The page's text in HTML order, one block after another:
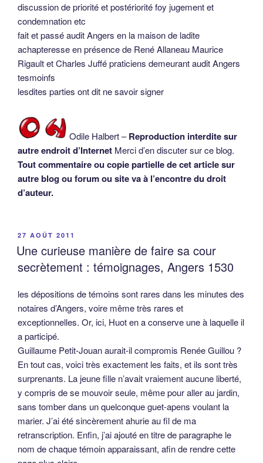
discussion de priorité et postériorité foy jugement et
condemnation etc
fait et passé audit Angers en la maison de ladite
achapteresse en présence de René Allaneau Maurice
Rigault et Charles Juffé praticiens demeurant audit Angers
tesmoinfs
lesdites parties ont dit ne savoir signer
Odile Halbert –Reproduction interdite sur
autre endroit d’Internet Merci d’en discuter sur ce blog.
Tout commentaire ou copie partielle de cet article sur
autre blog ou forum ou site va à l’encontre du droit
d’auteur.
PUBLIÉ
LE
27 AOÛT 2011
Une curieuse manière de faire sa cour
secrètement : témoignages, Angers 1530
les dépositions de témoins sont rares dans les minutes des
notaires d’Angers, voire même très rares et
exceptionnelles. Or, ici, Huot en a conserve une à laquelle il
a participé.
Guillaume Petit-Jouan aurait-il compromis Renée Guillou ?
En tout cas, voici très exactement les faits, et ils sont très
surprenants. La jeune fille n’avait vraiement aucune liberté,
y compris de se mouvoir seule, même pour aller au jardin,
sans tomber dans un quelconque guet-apens voulant la
marier. J’ai été sincèrement ahurie au fil de ma
retranscription. Enfin, j’ai ajouté en titre de paragraphe le
nom de chaque témoin apparaissant, afin de rendre cette